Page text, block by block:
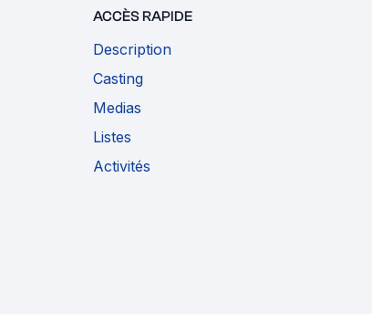
ACCÈS RAPIDE
Description
Casting
Medias
Listes
Activités